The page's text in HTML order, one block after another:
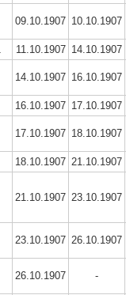
09.10.1907 10.10.1907
11.10.1907 14.10.1907
14.10.1907 16.10.1907
16.10.1907 17.10.1907
17.10.1907 18.10.1907
18.10.1907 21.10.1907
21.10.1907 23.10.1907
23.10.1907 26.10.1907
26.10.1907 -